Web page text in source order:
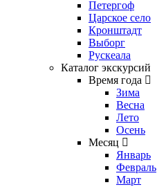
Петергоф
Царское село
Кронштадт
Выборг
Рускеала
Каталог экскурсий
Время года
Зима
Весна
Лето
Осень
Месяц
Январь
Февраль
Март